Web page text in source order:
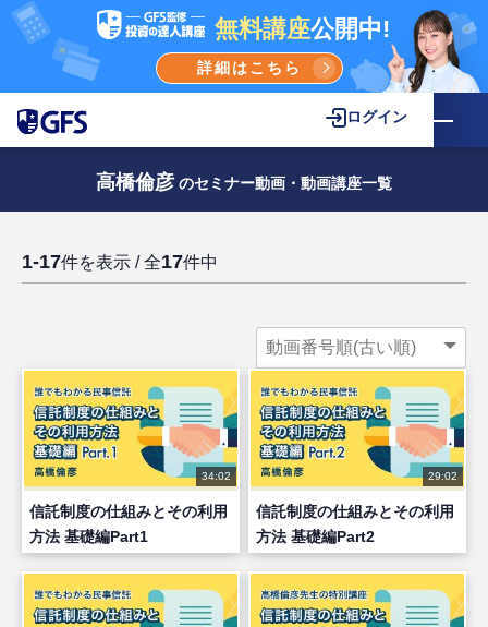
無料講座公開中!
詳細はこちら
ログイン
高橋倫彦 のセミナー動画・動画講座一覧
1-17件を表示 / 全17件中
34:02
信託制度の仕組みとその利用
方法 基礎編Part1
29:02
信託制度の仕組みとその利用
方法 基礎編Part2